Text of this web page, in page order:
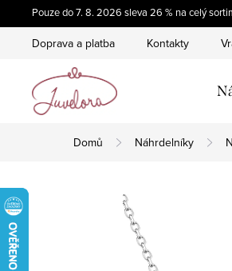
na
Pouze do 7. 8. 2026 sleva 26 % na celý
Doprava a platba Kontakty
Domů Náhrdelníky